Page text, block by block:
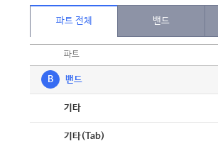
파트 전체 밴드
파트
B 밴드
기타
기타(Tab)